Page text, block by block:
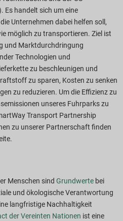
Es handelt sich um eine
Unternehmen dabei helfen soll,
möglich zu transportieren. Ziel ist
und Marktdurchdringung
Technologien und
zu beschleunigen und
zu sparen, Kosten zu senken
zu reduzieren. Um die Effizienz zu
unseres Fuhrparks zu
Transport Partnership
zu unserer Partnerschaft finden
Menschen sind Grundwerte bei
und ökologische Verantwortung
langfristige Nachhaltigkeit
der Vereinten Nationen ist eine